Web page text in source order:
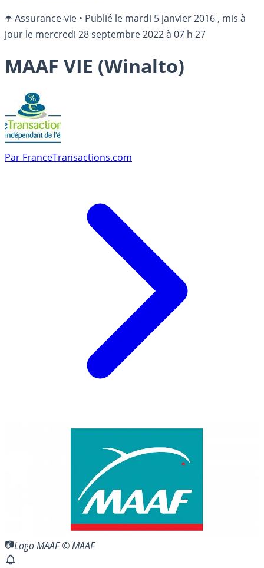
☂️ Assurance-vie • Publié le mardi 5 janvier 2016 , mis à
jour le mercredi 28 septembre 2022 à 07 h 27
MAAF VIE (Winalto)
Par FranceTransactions.com
Logo MAAF © MAAF